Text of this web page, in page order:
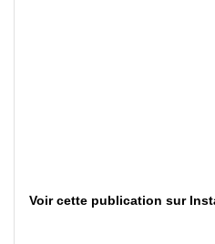
Voir cette publication sur